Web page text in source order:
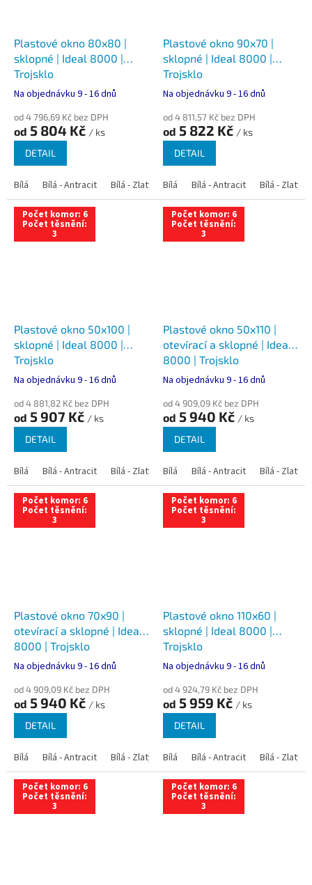
Plastové okno 80x80 |
sklopné | Ideal 8000 |
Trojsklo
Na objednávku 9 - 16 dnů
od 4 796,69 Kč bez DPH
od 5 804 Kč / ks
DETAIL
Bílá Bílá - Antracit Bílá - Zlatý dub Bílá - Tmavý dub Bílá -
Plastové okno 90x70 |
sklopné | Ideal 8000 |
Trojsklo
Na objednávku 9 - 16 dnů
od 4 811,57 Kč bez DPH
od 5 822 Kč / ks
DETAIL
Bílá Bílá - Antracit Bílá - Zlatý
Počet komor: 6
Počet těsnění:
3
Plastové okno 50x100 |
sklopné | Ideal 8000 |
Trojsklo
Na objednávku 9 - 16 dnů
od 4 881,82 Kč bez DPH
od 5 907 Kč / ks
DETAIL
Bílá Bílá - Antracit Bílá - Zlatý dub Bílá - Tmavý dub Bílá -
Počet komor: 6
Počet těsnění:
3
Plastové okno 50x110 |
otevírací a sklopné | Ideal
8000 | Trojsklo
Na objednávku 9 - 16 dnů
od 4 909,09 Kč bez DPH
od 5 940 Kč / ks
DETAIL
Bílá Bílá - Antracit Bílá - Zlatý
Počet komor: 6
Počet těsnění:
3
Plastové okno 70x90 |
otevírací a sklopné | Ideal
8000 | Trojsklo
Na objednávku 9 - 16 dnů
od 4 909,09 Kč bez DPH
od 5 940 Kč / ks
DETAIL
Bílá Bílá - Antracit Bílá - Zlatý dub Bílá - Tmavý dub Bílá -
Počet komor: 6
Počet těsnění:
3
Plastové okno 110x60 |
sklopné | Ideal 8000 |
Trojsklo
Na objednávku 9 - 16 dnů
od 4 924,79 Kč bez DPH
od 5 959 Kč / ks
DETAIL
Bílá Bílá - Antracit Bílá - Zlatý
Počet komor: 6
Počet těsnění:
3
Počet komor: 6
Počet těsnění:
3